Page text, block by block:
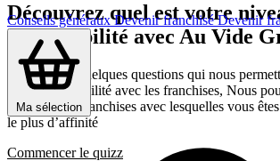
Conseils générauxDevenir franchiséDevenir
Ma sélection
Découvrez quel est votre
compatibilité avec Au Vide
Répondez a quelques questions qui nous
votre compatibilité avec les franchises, Nous
présenter les franchises avec lesquelles vous
le plus d’affinité
Commencer le quizz